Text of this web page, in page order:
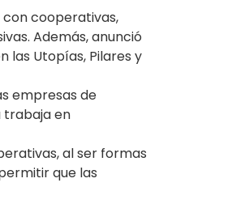
con cooperativas,
Además, anunció
las Utopías, Pilares y
empresas de
trabaja en
al ser formas
que las